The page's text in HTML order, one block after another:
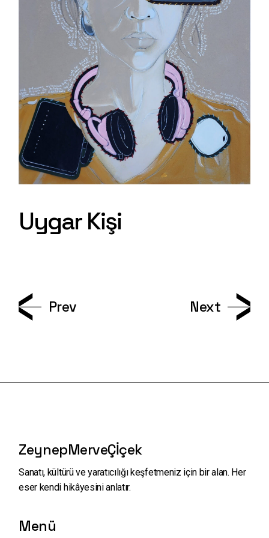
Uygar Kişi
Prev Next
ZeynepMerveÇİçek
Sanatı, kültürü ve yaratıcılığı keşfetmeniz için bir alan. Her
eser kendi hikâyesini anlatır.
Menü